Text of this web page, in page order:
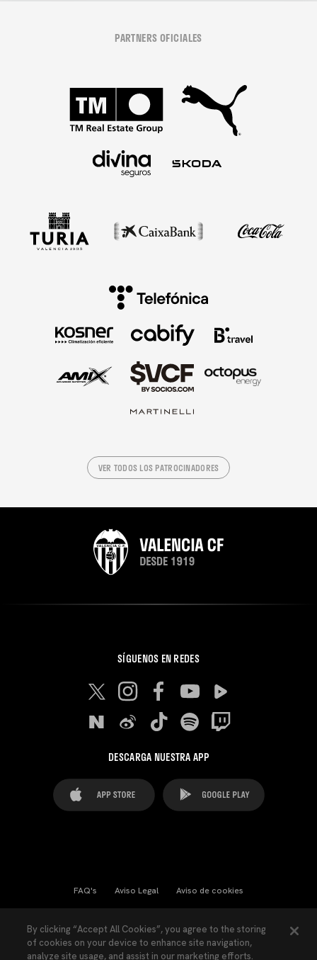
PARTNERS OFICIALES
VER TODOS LOS PATROCINADORES
SÍGUENOS EN REDES
DESCARGA NUESTRA APP
FAQ's Aviso Legal Aviso de cookies
Ley Transparencia Política de Privacidad
By clicking “Accept All Cookies”, you agree to the storing
of cookies on your device to enhance site navigation,
analyze site usage, and assist in our marketing efforts.